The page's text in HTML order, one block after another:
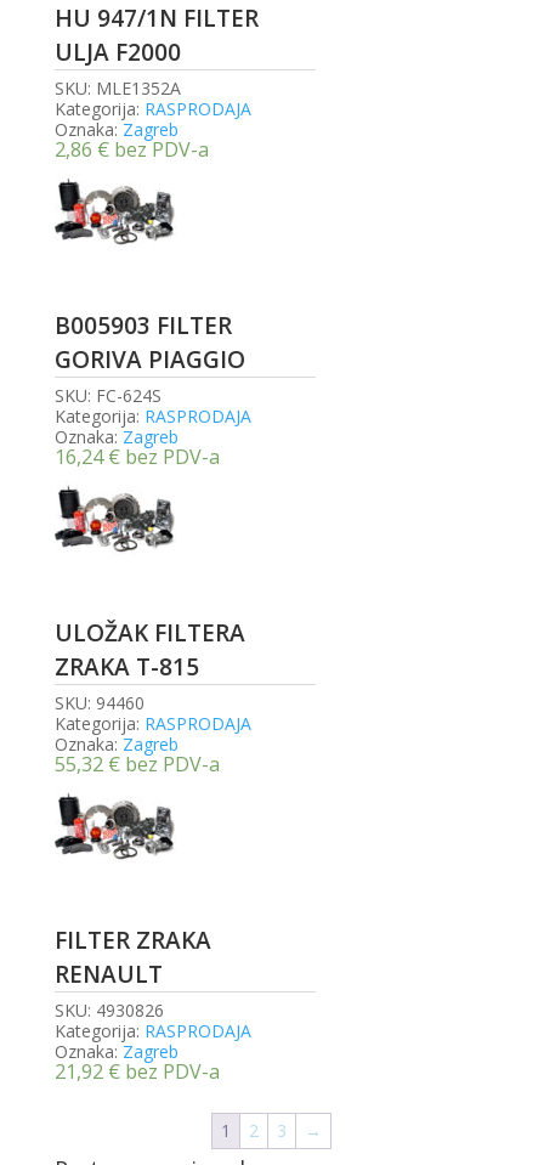
HU 947/1N FILTER
ULJA F2000
SKU: MLE1352A
Kategorija: RASPRODAJA
Oznaka: Zagreb
2,86 € bez PDV-a
B005903 FILTER
GORIVA PIAGGIO
SKU: FC-624S
Kategorija: RASPRODAJA
Oznaka: Zagreb
16,24€ bez PDV-a
ULOŽAK FILTERA
ZRAKA T-815
SKU: 94460
Kategorija: RASPRODAJA
Oznaka: Zagreb
55,32 € bez PDV-a
FILTER ZRAKA
RENAULT
SKU: 4930826
Kategorija: RASPRODAJA
Oznaka: Zagreb
21,92 € bez PDV-a
1 2 3 →